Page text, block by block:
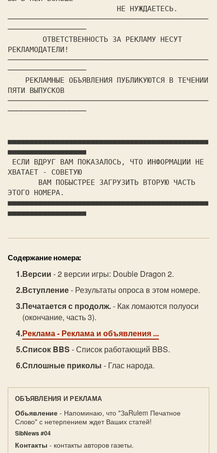
Содержание номера:
Версии - 2 версии игры: Double Dragon 2.
Вступление- Результаты опроса в этом номере.
Печатается с продолж.- Как ломаются полуоси
(окончание, часть 3).
Реклама- Реклама и объявления ...
Список BBS - Список работающий BBS.
Сплошные приколы - Глас народа.
ОБЪЯВЛЕНИЯ И РЕКЛАМА
Обьявление - Напоминаю, что "ЗаRulem Печатное
Слово" с нетерпением ждет Ваших статей!
SibNews #04
Контакты - контакты авторов газеты.